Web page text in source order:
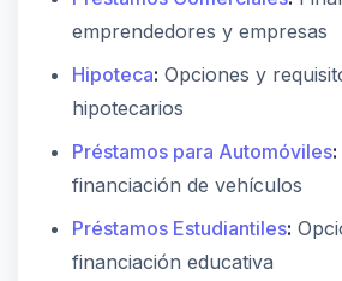
emprendedores y empresas
Hipoteca: Opciones y
hipotecarios
Préstamos para Automóviles:
financiación de vehículos
Préstamos Estudiantiles:
financiación educativa